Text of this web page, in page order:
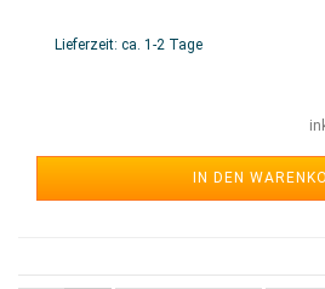
Lieferzeit: ca. 1-2 Tage
IN DEN